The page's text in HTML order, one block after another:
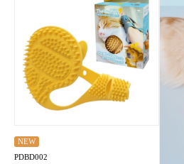
NEW
PDBD002